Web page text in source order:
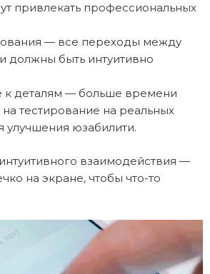
привлекать профессиональных
— все переходы между
должны быть интуитивно
к деталям — больше времени
тестирование на реальных
улучшения юзабилити.
взаимодействия —
на экране, чтобы что-то